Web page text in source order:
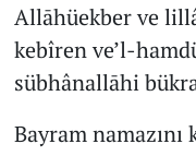
Allāhüekber ve
kebîren ve’l-
sübhânallāhi
Bayram